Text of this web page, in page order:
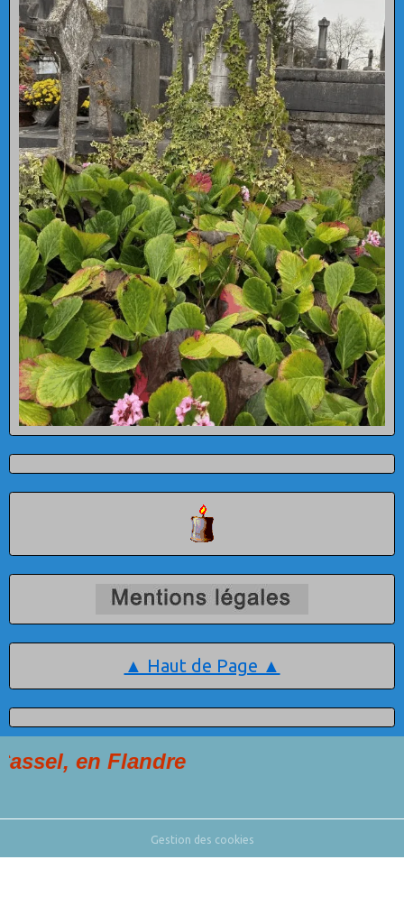
▲ Haut de Page ▲
Flandre
Gestion des cookies